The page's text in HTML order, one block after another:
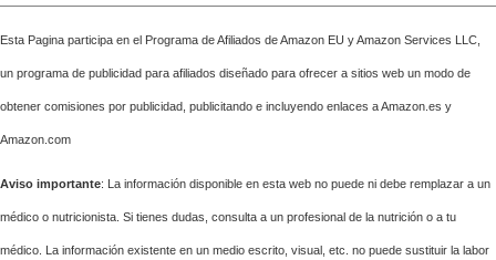
Esta Pagina participa en el Programa de Afiliados de Amazon EU y Amazon Services LLC,
un programa de publicidad para afiliados diseñado para ofrecer a sitios web un modo de
obtener comisiones por publicidad, publicitando e incluyendo enlaces a Amazon.es y
Amazon.com
Aviso importante: La información disponible en esta web no puede ni debe remplazar a un
médico o nutricionista. Si tienes dudas, consulta a un profesional de la nutrición o a tu
médico. La información existente en un medio escrito, visual, etc. no puede sustituir la labor